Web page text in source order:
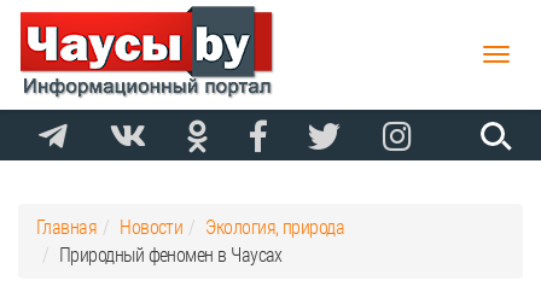
Toggle
Главная Новости
Экология, природа
Природный феномен в Чаусах